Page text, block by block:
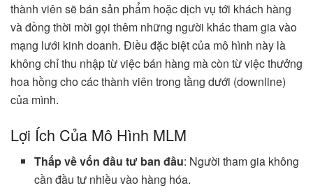
thành viên sẽ bán sản phẩm hoặc dịch vụ tới khách hàng
và đồng thời mời gọi thêm những người khác tham gia vào
mạng lưới kinh doanh. Điều đặc biệt của mô hình này là
không chỉ thu nhập từ việc bán hàng mà còn từ việc thưởng
hoa hồng cho các thành viên trong tầng dưới (downline)
của mình.
Lợi Ích Của Mô Hình MLM
Thấp về vốn đầu tư ban đầu: Người tham gia không
cần đầu tư nhiều vào hàng hóa.